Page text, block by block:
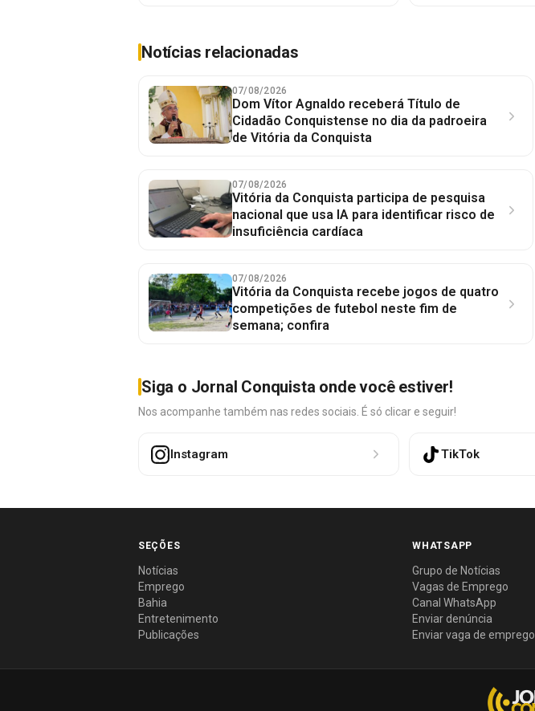
Notícias relacionadas
07/08/2026
Dom Vítor Agnaldo receberá Título de
Cidadão Conquistense no dia da padroeira
de Vitória da Conquista
07/08/2026
Vitória da Conquista participa de pesquisa
nacional que usa IA para identificar risco de
insuficiência cardíaca
07/08/2026
Vitória da Conquista recebe jogos de quatro
competições de futebol neste fim de
semana; confira
Siga o Jornal Conquista onde você estiver!
Nos acompanhe também nas redes sociais. É só clicar e seguir!
Instagram TikTok
SEÇÕES
Notícias
Emprego
Bahia
Entretenimento
Publicações
WHATSAPP
Grupo de Notícias
Vagas de Emprego
Canal WhatsApp
Enviar denúncia
Enviar vaga de emprego